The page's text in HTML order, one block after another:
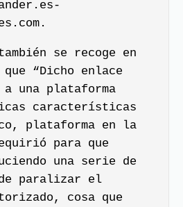
se recoge en
que “Dicho enlace
una plataforma
características
plataforma en la
para que
una serie de
paralizar el
cosa que